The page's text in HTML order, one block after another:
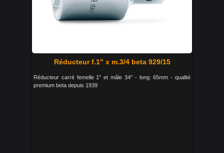
Réducteur f.1" x m.3/4 beta 929/15
Réducteur carré femelle 1" et mâle 34'' - long: 65mm - qualité
premium beta depuis 1939